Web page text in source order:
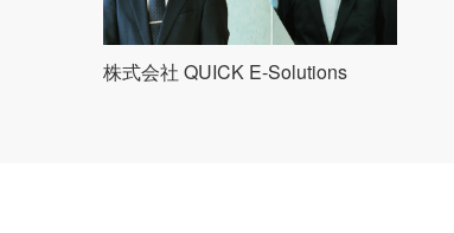
株式会社 QUICK E-Solutions